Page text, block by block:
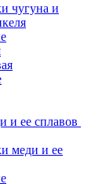
чугуна и
и ее сплавов
меди и ее